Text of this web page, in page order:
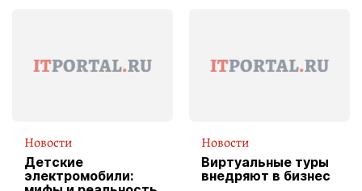
Новости
Детские
электромобили:
Новости
Виртуальные туры
внедряют в бизнес